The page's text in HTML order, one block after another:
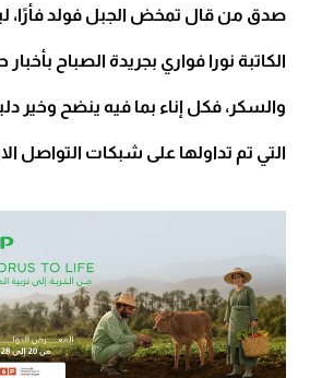
صدق من قال تمخض الجبل فولد فأرًا،
الكاتبة نورا فواري بجريدة الصباح بأخبار
والسكر، فكل إناء بما فيه ينضح وخير
التي تم تداولها على شبكات التواصل